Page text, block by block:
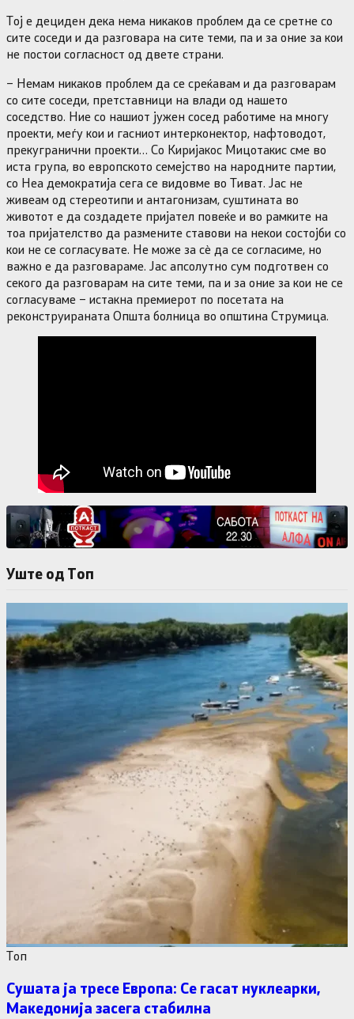
Тој е дециден дека нема никаков проблем да се сретне со
сите соседи и да разговара на сите теми, па и за оние за кои
не постои согласност од двете страни.
– Немам никаков проблем да се среќавам и да разговарам
со сите соседи, претставници на влади од нашето
соседство. Ние со нашиот јужен сосед работиме на многу
проекти, меѓу кои и гасниот интерконектор, нафтоводот,
прекугранични проекти… Со Киријакос Мицотакис сме во
иста група, во европското семејство на народните партии,
со Неа демократија сега се видовме во Тиват. Јас не
живеам од стереотипи и антагонизам, суштината во
животот е да создадете пријател повеќе и во рамките на
тоа пријателство да размените ставови на некои состојби со
кои не се согласувате. Не може за сè да се согласиме, но
важно е да разговараме. Јас апсолутно сум подготвен со
секого да разговарам на сите теми, па и за оние за кои не се
согласуваме – истакна премиерот по посетата на
реконструираната Општа болница во општина Струмица.
Уште од Tоп
Tоп
Сушата ја тресе Европа: Се гасат нуклеарки,
Македонија засега стабилна